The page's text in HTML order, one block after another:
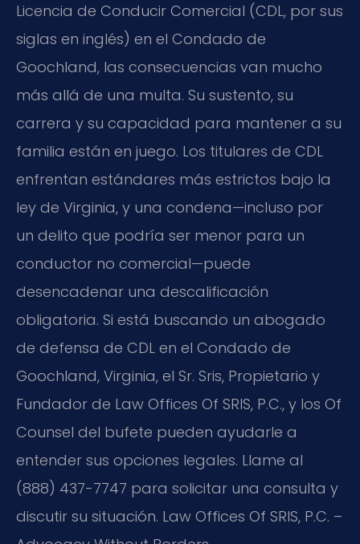
Licencia de Conducir Comercial (CDL, por sus
siglas en inglés) en el Condado de
Goochland, las consecuencias van mucho
más allá de una multa. Su sustento, su
carrera y su capacidad para mantener a su
familia están en juego. Los titulares de CDL
enfrentan estándares más estrictos bajo la
ley de Virginia, y una condena—incluso por
un delito que podría ser menor para un
conductor no comercial—puede
desencadenar una descalificación
obligatoria. Si está buscando un abogado
de defensa de CDL en el Condado de
Goochland, Virginia, el Sr. Sris, Propietario y
Fundador de Law Offices Of SRIS, P.C., y los Of
Counsel del bufete pueden ayudarle a
entender sus opciones legales. Llame al
(888) 437-7747 para solicitar una consulta y
discutir su situación. Law Offices Of SRIS, P.C. –